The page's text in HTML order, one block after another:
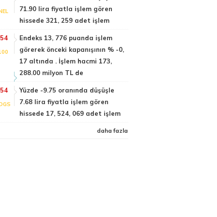
71.90 lira fiyatla işlem gören
hissede 321, 259 adet işlem
Endeks 13, 776 puanda işlem
görerek önceki kapanışının % -0,
17 altında . İşlem hacmi 173,
288.00 milyon TL de
Yüzde -9.75 oranında düşüşle
7.68 lira fiyatla işlem gören
hissede 17, 524, 069 adet işlem
daha fazla